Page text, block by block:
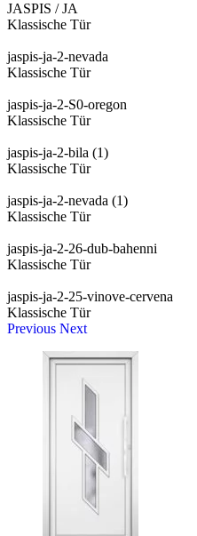
JASPIS / JA
Klassische Tür
jaspis-ja-2-nevada
Klassische Tür
jaspis-ja-2-S0-oregon
Klassische Tür
jaspis-ja-2-bila (1)
Klassische Tür
jaspis-ja-2-nevada (1)
Klassische Tür
jaspis-ja-2-26-dub-bahenni
Klassische Tür
jaspis-ja-2-25-vinove-cervena
Klassische Tür
Previous Next